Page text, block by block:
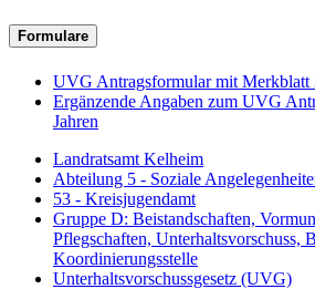
Formulare
UVG Antragsformular mit Merkblatt
Ergänzende Angaben zum UVG
Jahren
Landratsamt Kelheim
Abteilung 5 - Soziale
53 - Kreisjugendamt
Gruppe D: Beistandschaften,
Pflegschaften, Unterhaltsvorschuss,
Koordinierungsstelle
Unterhaltsvorschussgesetz (UVG)